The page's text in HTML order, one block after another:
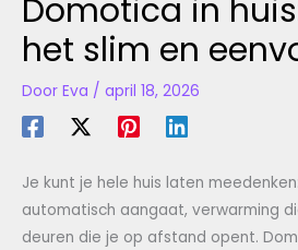
Domotica in
het slim en
Door Eva / april 18, 2026
Je kunt je hele huis laten
automatisch aangaat, verwarming
deuren die je op afstand opent.